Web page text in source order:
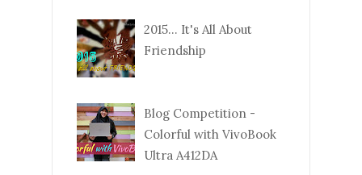
2015... It's All About
Friendship
Blog Competition -
Colorful with VivoBook
Ultra A412DA